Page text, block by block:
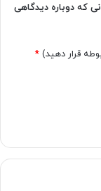
که دوباره دیدگاهی
قرار دهید) *